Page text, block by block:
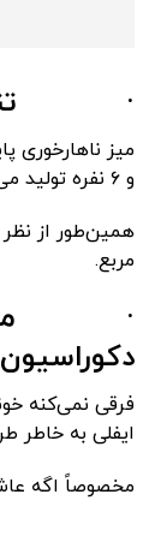
·
و ۶ نفره تولید می شه.
همین‌طور از
مربع.
·
دکوراسیون
فرقی نمی‌کنه
ایفلی به خاطر
مخصوصاً اگه